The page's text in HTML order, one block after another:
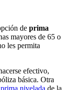
de prima
mayores de 65 o
les permita
efectivo,
básica. Otra